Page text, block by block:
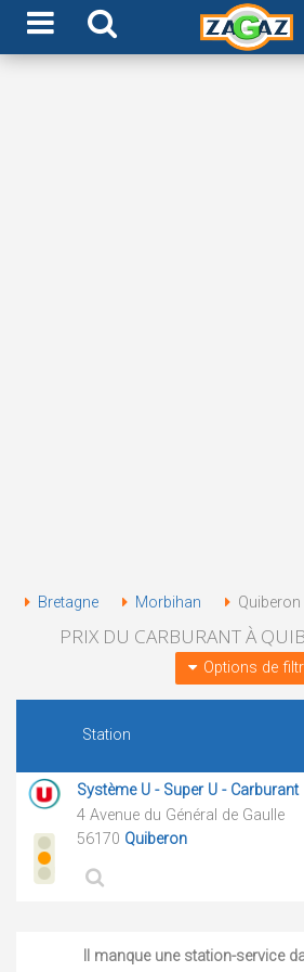
Bretagne Morbihan
PRIX DU CARBURANT À
Options de
Station
Système U - Super U - Carburant
4 Avenue du Général de Gaulle
56170 Quiberon
Il manque une station-service